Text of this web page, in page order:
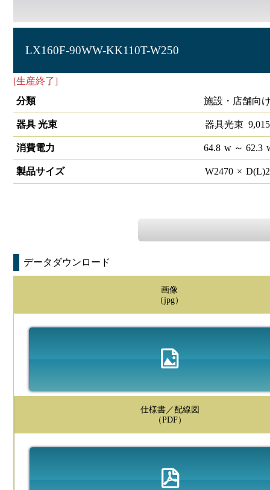
LX160F-90WW-KK110T-W250
[生産終了]
分類
施設・店舗向
器具 光束 器具光束 9,015
消費電力 64.8 w～ 62.3
製品サイズ W2470 × D(L)
データダウンロード
画像
（jpg）
仕様書／配線図
（PDF）